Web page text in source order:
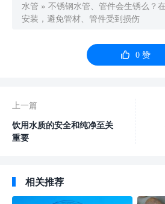
水管 » 不锈钢水管、管件会生锈么？
安装，避免管材、管件受到损伤
 0赞
上一篇
饮用水质的安全和纯净至关
重要
相关推荐